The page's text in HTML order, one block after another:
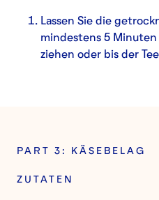
Lassen Sie die
mindestens 5
ziehen oder bis der
PART 3: KÄSEBELAG
ZUTATEN